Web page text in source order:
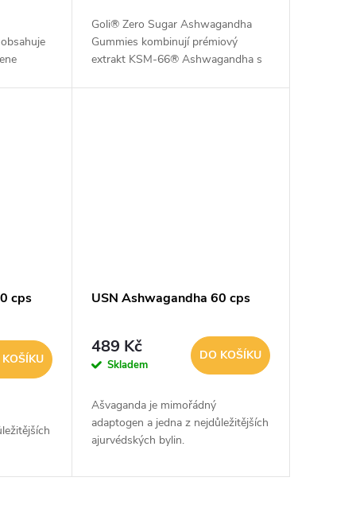
Goli® Zero Sugar Ashwagandha
Gummies kombinují prémiový
extrakt KSM-66® Ashwagandha s
cps USN Ashwagandha 60 cps
489 Kč
Skladem
DO KOŠÍKU
Ašvaganda je mimořádný
adaptogen a jedna z nejdůležitějších
ajurvédských bylin.